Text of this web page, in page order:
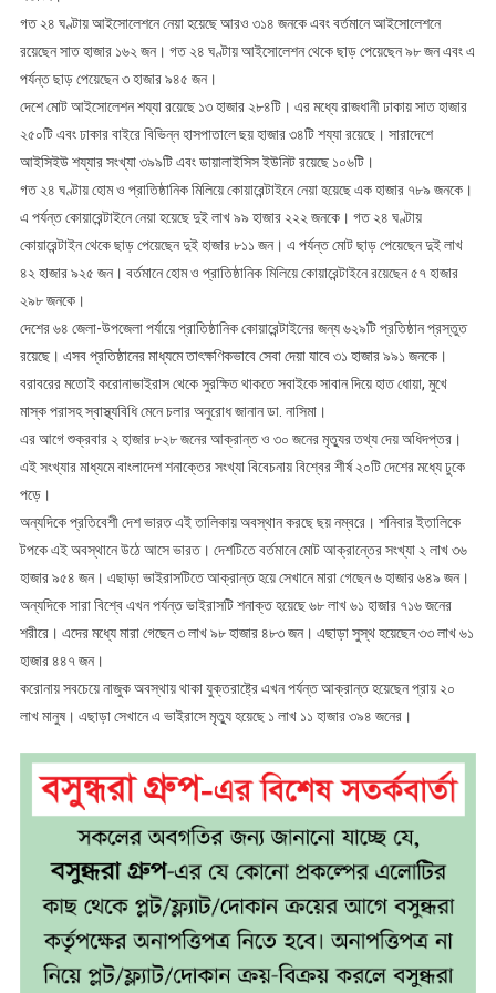
গত ২৪ ঘণ্টায় আইসোলেশনে নেয়া হয়েছে আরও ৩১৪ জনকে এবং বর্তমানে আইসোলেশনে
রয়েছেন সাত হাজার ১৬২ জন। গত ২৪ ঘণ্টায় আইসোলেশন থেকে ছাড় পেয়েছেন ৯৮ জন এবং এ
পর্যন্ত ছাড় পেয়েছেন ৩ হাজার ৯৪৫ জন।
দেশে মোট আইসোলেশন শয্যা রয়েছে ১৩ হাজার ২৮৪টি। এর মধ্যে রাজধানী ঢাকায় সাত হাজার
২৫০টি এবং ঢাকার বাইরে বিভিন্ন হাসপাতালে ছয় হাজার ৩৪টি শয্যা রয়েছে। সারাদেশে
আইসিইউ শয্যার সংখ্যা ৩৯৯টি এবং ডায়ালাইসিস ইউনিট রয়েছে ১০৬টি।
গত ২৪ ঘণ্টায় হোম ও প্রাতিষ্ঠানিক মিলিয়ে কোয়ারেন্টাইনে নেয়া হয়েছে এক হাজার ৭৮৯ জনকে।
এ পর্যন্ত কোয়ারেন্টাইনে নেয়া হয়েছে দুই লাখ ৯৯ হাজার ২২২ জনকে। গত ২৪ ঘণ্টায়
কোয়ারেন্টাইন থেকে ছাড় পেয়েছেন দুই হাজার ৮১১ জন। এ পর্যন্ত মোট ছাড় পেয়েছেন দুই লাখ
৪২ হাজার ৯২৫ জন। বর্তমানে হোম ও প্রাতিষ্ঠানিক মিলিয়ে কোয়ারেন্টাইনে রয়েছেন ৫৭ হাজার
২৯৮ জনকে।
দেশের ৬৪ জেলা-উপজেলা পর্যায়ে প্রাতিষ্ঠানিক কোয়ারেন্টাইনের জন্য ৬২৯টি প্রতিষ্ঠান প্রস্তুত
রয়েছে। এসব প্রতিষ্ঠানের মাধ্যমে তাৎক্ষণিকভাবে সেবা দেয়া যাবে ৩১ হাজার ৯৯১ জনকে।
বরাবরের মতোই করোনাভাইরাস থেকে সুরক্ষিত থাকতে সবাইকে সাবান দিয়ে হাত ধোয়া, মুখে
মাস্ক পরাসহ স্বাস্থ্যবিধি মেনে চলার অনুরোধ জানান ডা. নাসিমা।
এর আগে শুক্রবার ২ হাজার ৮২৮ জনের আক্রান্ত ও ৩০ জনের মৃত্যুর তথ্য দেয় অধিদপ্তর।
এই সংখ্যার মাধ্যমে বাংলাদেশ শনাক্তের সংখ্যা বিবেচনায় বিশ্বের শীর্ষ ২০টি দেশের মধ্যে ঢুকে
পড়ে।
অন্যদিকে প্রতিবেশী দেশ ভারত এই তালিকায় অবস্থান করছে ছয় নম্বরে। শনিবার ইতালিকে
টপকে এই অবস্থানে উঠে আসে ভারত। দেশটিতে বর্তমানে মোট আক্রান্তের সংখ্যা ২ লাখ ৩৬
হাজার ৯৫৪ জন। এছাড়া ভাইরাসটিতে আক্রান্ত হয়ে সেখানে মারা গেছেন ৬ হাজার ৬৪৯ জন।
অন্যদিকে সারা বিশ্বে এখন পর্যন্ত ভাইরাসটি শনাক্ত হয়েছে ৬৮ লাখ ৬১ হাজার ৭১৬ জনের
শরীরে। এদের মধ্যে মারা গেছেন ৩ লাখ ৯৮ হাজার ৪৮৩ জন। এছাড়া সুস্থ হয়েছেন ৩৩ লাখ ৬১
হাজার ৪৪৭ জন।
করোনায় সবচেয়ে নাজুক অবস্থায় থাকা যুক্তরাষ্ট্রে এখন পর্যন্ত আক্রান্ত হয়েছেন প্রায় ২০
লাখ মানুষ। এছাড়া সেখানে এ ভাইরাসে মৃত্যু হয়েছে ১ লাখ ১১ হাজার ৩৯৪ জনের।